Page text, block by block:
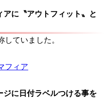
に〝アウトフィット〟と
ていました。
フィア
に日付ラベルつける事を